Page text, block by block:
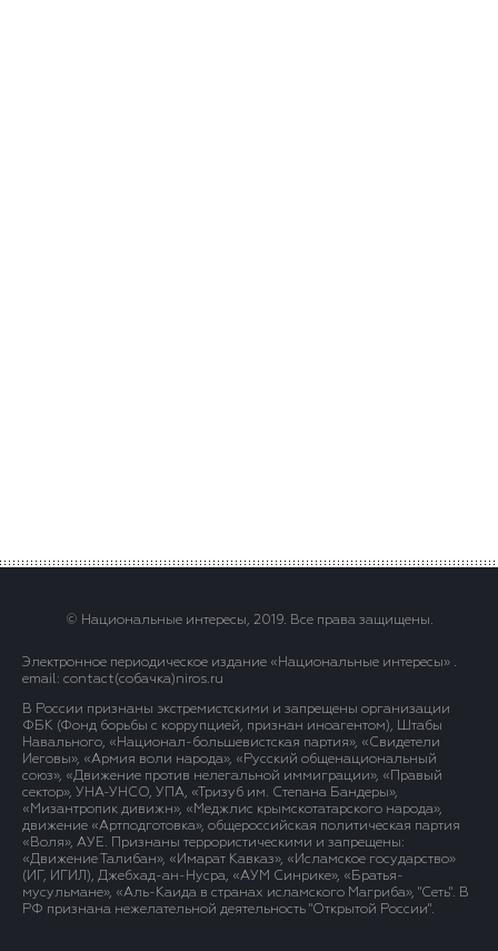
© Национальные интересы, 2019. Все права защищены.
Электронное периодическое издание «Национальные интересы» .
email: contact(сoбaчка)niros.ru
В России признаны экстремистскими и запрещены организации
ФБК (Фонд борьбы с коррупцией, признан иноагентом), Штабы
Навального, «Национал-большевистская партия», «Свидетели
Иеговы», «Армия воли народа», «Русский общенациональный
союз», «Движение против нелегальной иммиграции», «Правый
сектор», УНА-УНСО, УПА, «Тризуб им. Степана Бандеры»,
«Мизантропик дивижн», «Меджлис крымскотатарского народа»,
движение «Артподготовка», общероссийская политическая партия
«Воля», АУЕ. Признаны террористическими и запрещены:
«Движение Талибан», «Имарат Кавказ», «Исламское государство»
(ИГ, ИГИЛ), Джебхад-ан-Нусра, «АУМ Синрике», «Братья-
мусульмане», «Аль-Каида в странах исламского Магриба», "Сеть". В
РФ признана нежелательной деятельность "Открытой России".